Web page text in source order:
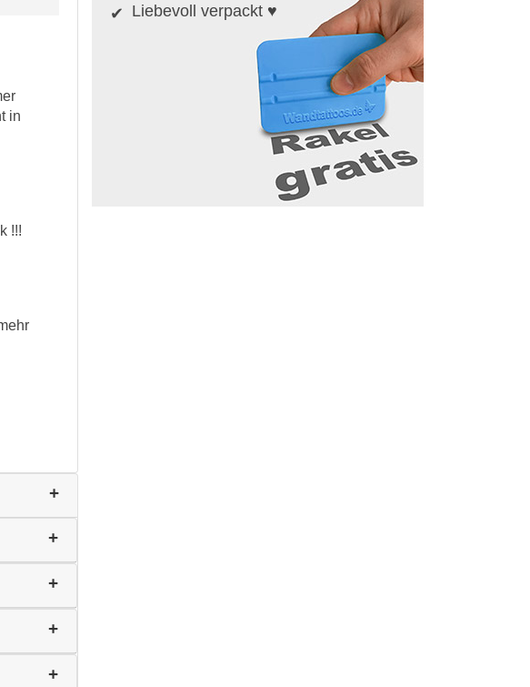
in
!!!
Liebevoll verpackt ♥